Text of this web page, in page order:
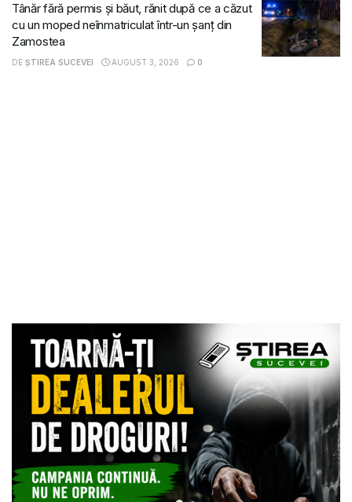
Tânăr fără permis și băut, rănit după ce a căzut
cu un moped neînmatriculat într-un șanț din
Zamostea
DE ȘTIREA SUCEVEI AUGUST 3, 2026 0